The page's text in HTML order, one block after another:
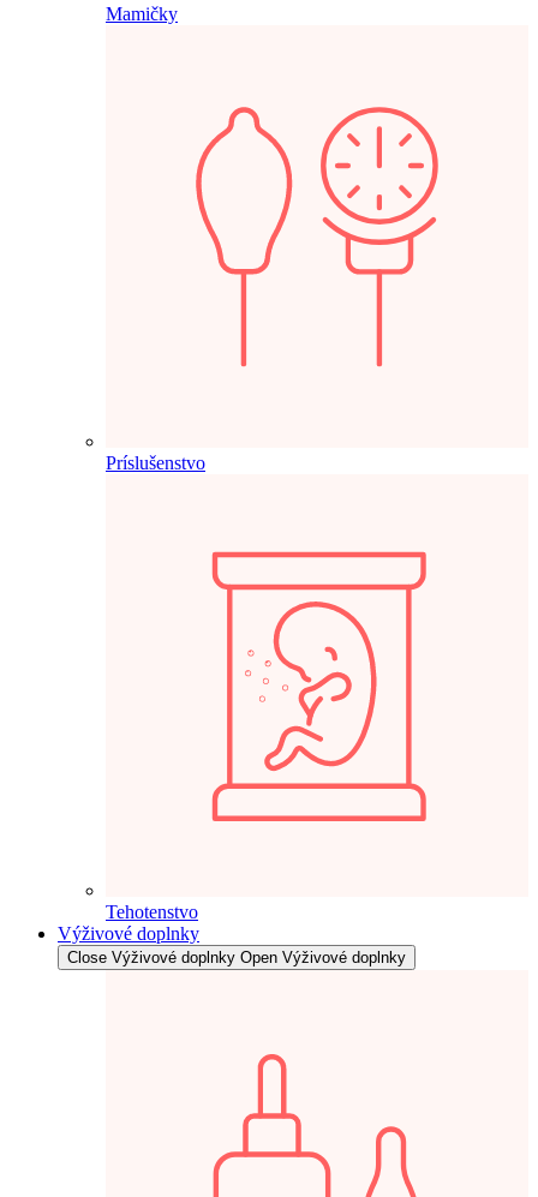
Mamičky
Príslušenstvo
Tehotenstvo
Výživové doplnky
Close Výživové doplnky Open Výživové doplnky